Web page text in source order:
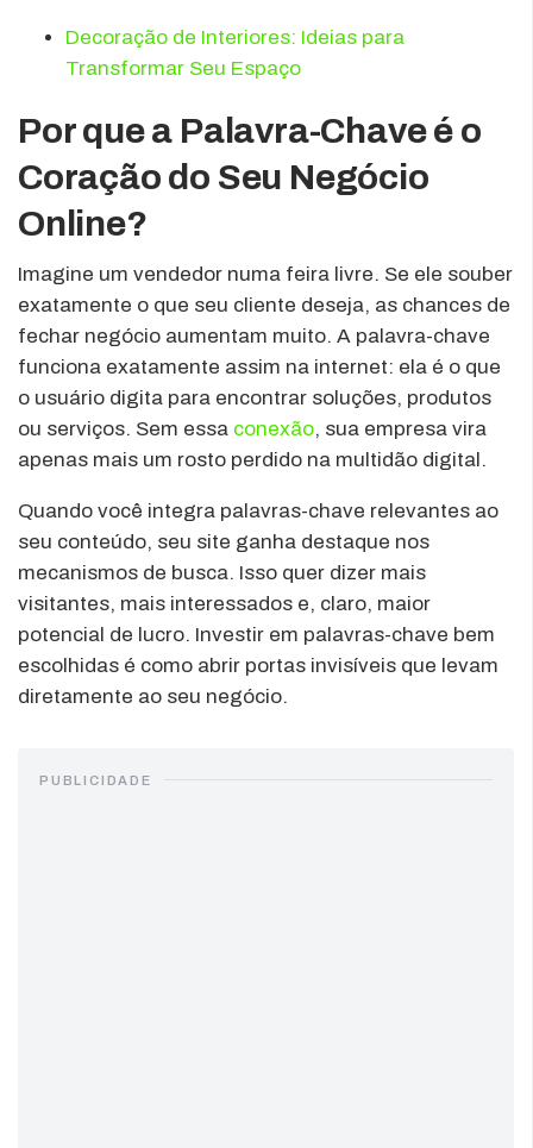
Decoração de Interiores: Ideias para
Transformar Seu Espaço
Por que a Palavra-Chave é o
Coração do Seu Negócio
Online?
Imagine um vendedor numa feira livre. Se ele souber
exatamente o que seu cliente deseja, as chances de
fechar negócio aumentam muito. A palavra-chave
funciona exatamente assim na internet: ela é o que
o usuário digita para encontrar soluções, produtos
ou serviços. Sem essa conexão, sua empresa vira
apenas mais um rosto perdido na multidão digital.
Quando você integra palavras-chave relevantes ao
seu conteúdo, seu site ganha destaque nos
mecanismos de busca. Isso quer dizer mais
visitantes, mais interessados e, claro, maior
potencial de lucro. Investir em palavras-chave bem
escolhidas é como abrir portas invisíveis que levam
diretamente ao seu negócio.
PUBLICIDADE